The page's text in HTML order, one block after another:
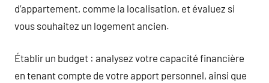
d’appartement, comme la localisation, et évaluez si
vous souhaitez un logement ancien.
Établir un budget : analysez votre capacité financière
en tenant compte de votre apport personnel, ainsi que